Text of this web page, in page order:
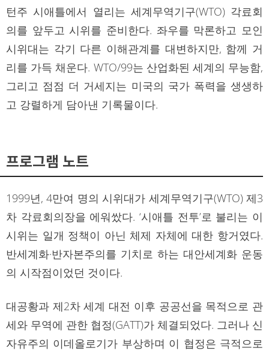
턴주 시애틀에서 열리는 세계무역기구(WTO) 각료회
의를 앞두고 시위를 준비한다. 좌우를 막론하고 모인
시위대는 각기 다른 이해관계를 대변하지만, 함께 거
리를 가득 채운다. WTO/99는 산업화된 세계의 무능함,
그리고 점점 더 거세지는 미국의 국가 폭력을 생생하
고 강렬하게 담아낸 기록물이다.
프로그램 노트
1999년, 4만여 명의 시위대가 세계무역기구(WTO) 제3
차 각료회의장을 에워쌌다. ‘시애틀 전투’로 불리는 이
시위는 일개 정책이 아닌 체제 자체에 대한 항거였다.
반세계화·반자본주의를 기치로 하는 대안세계화 운동
의 시작점이었던 것이다.
대공황과 제2차 세계 대전 이후 공공선을 목적으로 관
세와 무역에 관한 협정(GATT)가 체결되었다. 그러나 신
자유주의 이데올로기가 부상하며 이 협정은 극적으로